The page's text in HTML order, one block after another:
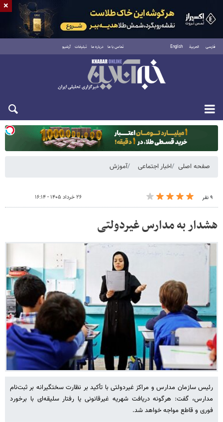
فارسی العربية English تماس با ما درباره ما تبلیغات آرشیو
یکشنبه ۱۸ مرداد ۱۴۰۵
صفحه اصلی اخبار اجتماعی آموزش
۹ نفر ۲۶ خرداد ۱۴۰۵ - ۱۶:۱۴
هشدار به مدارس غیردولتی
رئیس سازمان مدارس و مراکز غیردولتی با تأکید بر نظارت سختگیرانه بر ثبت‌نام
مدارس، گفت: هرگونه دریافت شهریه غیرقانونی یا رفتار سلیقه‌ای با برخورد
فوری و قاطع مواجه خواهد شد.
×